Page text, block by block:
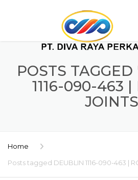
POSTS
1116-090-463 |
Home
Posts tagged DEUBLIN 1116-090-463 |